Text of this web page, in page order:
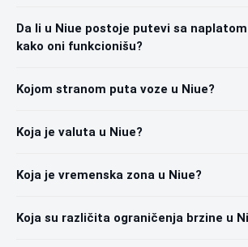
Da li u Niue postoje putevi sa
kako oni funkcionišu?
Kojom stranom puta voze u Niue?
Koja je valuta u Niue?
Koja je vremenska zona u Niue?
Koja su različita ograničenja brzine u